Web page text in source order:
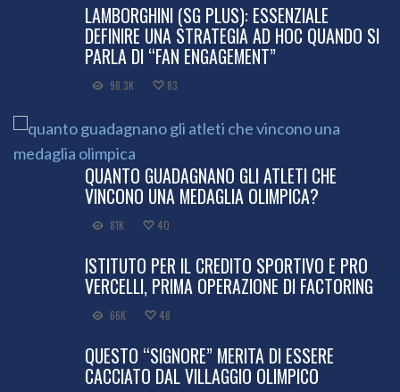
LAMBORGHINI (SG PLUS): ESSENZIALE
DEFINIRE UNA STRATEGIA AD HOC QUANDO SI
PARLA DI “FAN ENGAGEMENT”
98.3K 83
QUANTO GUADAGNANO GLI ATLETI CHE
VINCONO UNA MEDAGLIA OLIMPICA?
81K 40
ISTITUTO PER IL CREDITO SPORTIVO E PRO
VERCELLI, PRIMA OPERAZIONE DI FACTORING
66K 48
QUESTO “SIGNORE” MERITA DI ESSERE
CACCIATO DAL VILLAGGIO OLIMPICO